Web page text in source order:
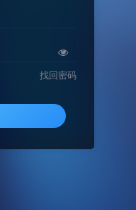
找回密码